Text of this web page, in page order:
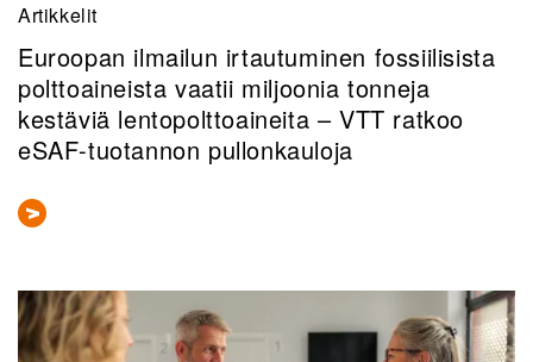
Artikkelit
Euroopan ilmailun irtautuminen fossiilisista
polttoaineista vaatii miljoonia tonneja
kestäviä lentopolttoaineita – VTT ratkoo
eSAF-tuotannon pullonkauloja